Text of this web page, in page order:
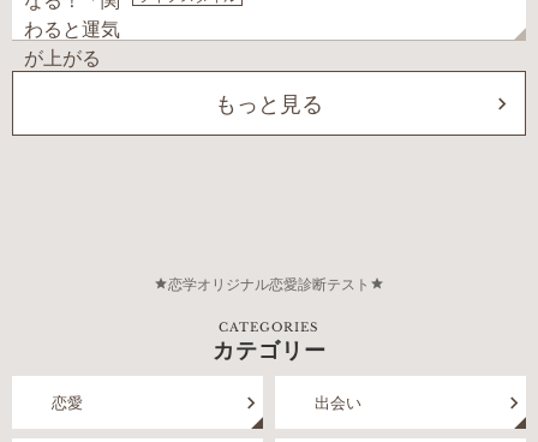
もっと見る
恋学オリジナル恋愛診断テスト
CATEGORIES
カテゴリー
恋愛 出会い